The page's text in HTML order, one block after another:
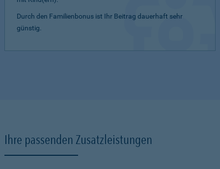
Durch den Familienbonus ist Ihr Beitrag dauerhaft sehr
günstig.
Ihre passenden Zusatzleistungen